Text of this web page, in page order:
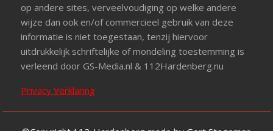
op andere sites, verveelvoudiging op welke andere
wijze dan ook en/of commercieel gebruik van deze
informatie is niet toegestaan, tenzij hiervoor
uitdrukkelijk schriftelijke of mondeling toestemming is
verleend door GS-Media.nl & 112Hardenberg.nu
Privacy Verklaring